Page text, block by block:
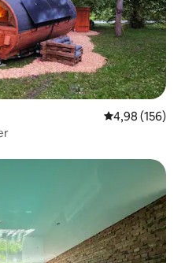
4,98 de uma
4,98 (156)